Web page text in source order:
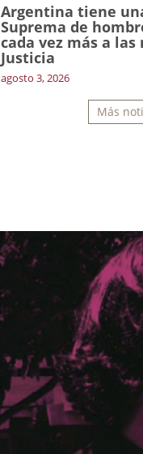
Argentina tiene
Suprema de
cada vez más a
Justicia
agosto 3, 2026
Más